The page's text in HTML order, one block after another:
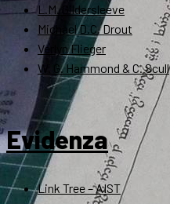
L.M. Gildersleeve
Michael D.C. Drout
Verlyn Flieger
W. G. Hammond & C. Scull
Evidenza
Link Tree – AIST